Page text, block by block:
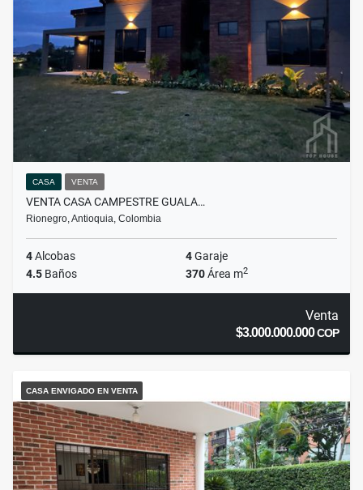
CASA VENTA
VENTA CASA CAMPESTRE GUALA…
Rionegro, Antioquia, Colombia
4Alcobas 4Garaje
4.5 Baños 370Área m2
Venta
$3.000.000.000COP
CASA ENVIGADO EN VENTA